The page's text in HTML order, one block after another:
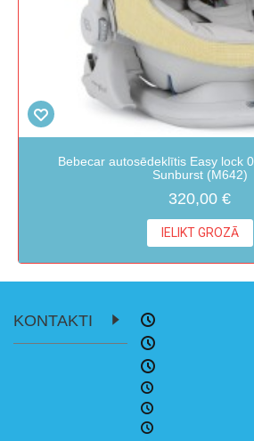
Bebecar autosēdeklītis Easy lock
Sunburst (M642)
320,00 €
IELIKT GROZĀ
KONTAKTI